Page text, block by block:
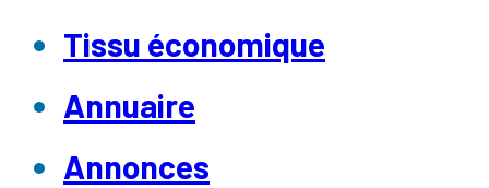
Tissu économique
Annuaire
Annonces